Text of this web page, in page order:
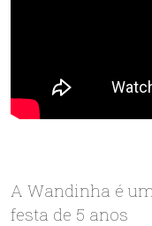
A Wandinha é
festa de 5 anos